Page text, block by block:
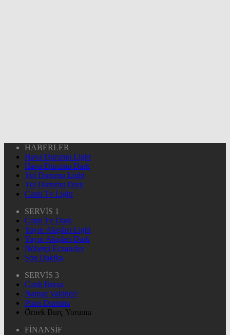
HABERLER
Hava Durumu Light
Hava Durumu Dark
Yol Durumu Light
Yol Durumu Dark
Canlı Tv Light
SERVİS 1
Canlı Tv Dark
Yayın Akışları Light
Yayın Akışları Dark
Nöbetçi Eczaneler
Son Dakika
SERVİS 3
Canlı Borsa
Namaz Vakitleri
Puan Durumu
Örnek Burç Yorumu
FİNANSİF